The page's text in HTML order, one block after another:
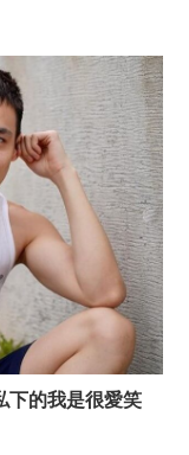
下的我是很愛笑